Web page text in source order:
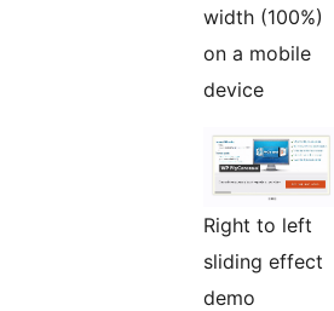
width (100%)
on a mobile
device
Right to left
sliding effect
demo